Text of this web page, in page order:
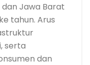
Jawa Barat
tahun. Arus
serta
dan